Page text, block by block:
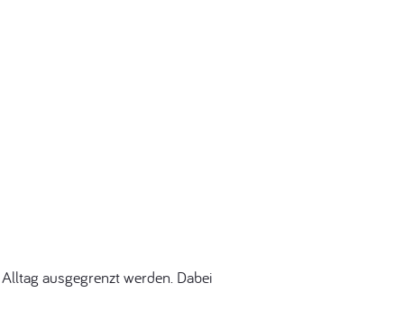
ausgegrenzt werden. Dabei